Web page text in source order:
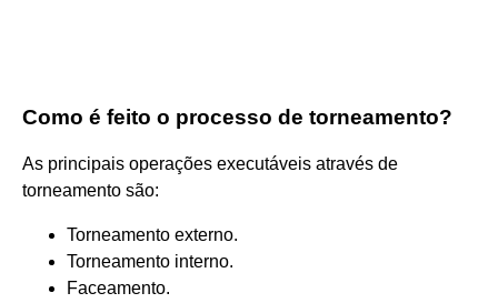
Como é feito o processo de torneamento?
As principais operações executáveis através de
torneamento são:
Torneamento externo.
Torneamento interno.
Faceamento.